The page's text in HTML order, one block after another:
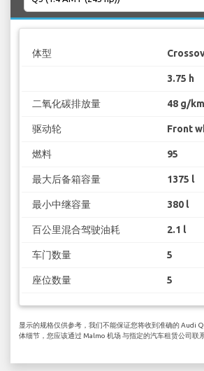
体型
3.75 h
二氧化碳排放量 48 g/km
驱动轮 Front
燃料 95
最大后备箱容量 1375 l
最小中继容量 380 l
百公里混合驾驶油耗 2.1 l
车门数量 5
座位数量 5
显示的规格仅供参考，我们不能保证您将收到准确的 Audi
体细节，您应该通过 Malmo 机场 与指定的汽车租赁公司联系